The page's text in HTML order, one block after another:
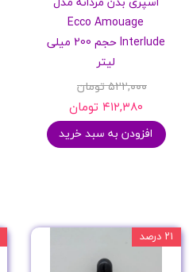
Ecco Amouage
Interlude حجم 200 میلی
لیتر
۵۲۲,۰۰۰ تومان
۴۱۲,۳۸۰ تومان
افزودن به سبد خرید
۲۱ درصد